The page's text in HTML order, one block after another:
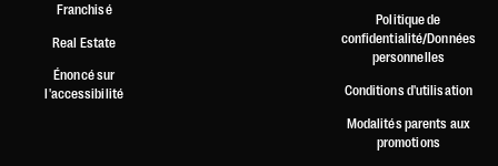
Franchisé
Real Estate
Énoncé sur
l'accessibilité
Politique de
confidentialité/Données
personnelles
Conditions d'utilisation
Modalités parents aux
promotions